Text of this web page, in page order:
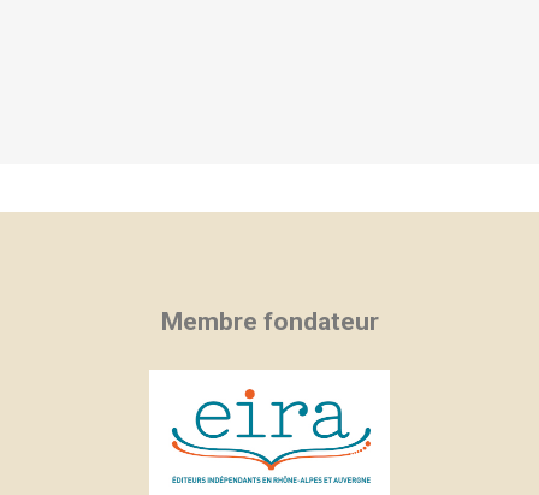
Membre fondateur